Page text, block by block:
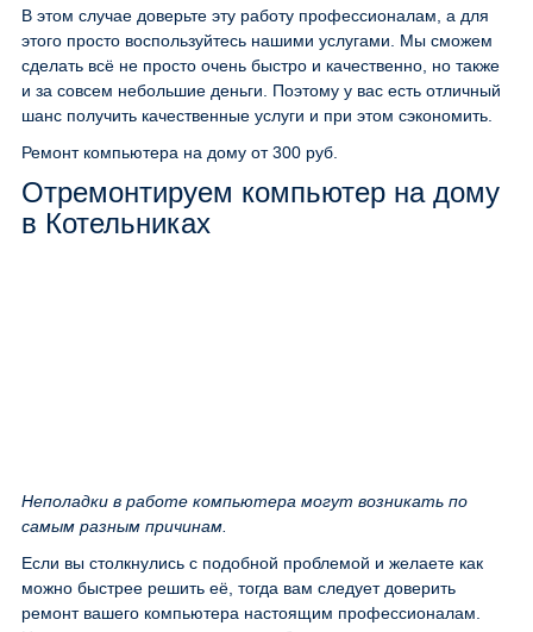
В этом случае доверьте эту работу профессионалам, а для
этого просто воспользуйтесь нашими услугами. Мы сможем
сделать всё не просто очень быстро и качественно, но также
и за совсем небольшие деньги. Поэтому у вас есть отличный
шанс получить качественные услуги и при этом сэкономить.
Ремонт компьютера на дому от 300 руб.
Отремонтируем компьютер на дому
в Котельниках
Неполадки в работе компьютера могут возникать по
самым разным причинам.
Если вы столкнулись с подобной проблемой и желаете как
можно быстрее решить её, тогда вам следует доверить
ремонт вашего компьютера настоящим профессионалам.